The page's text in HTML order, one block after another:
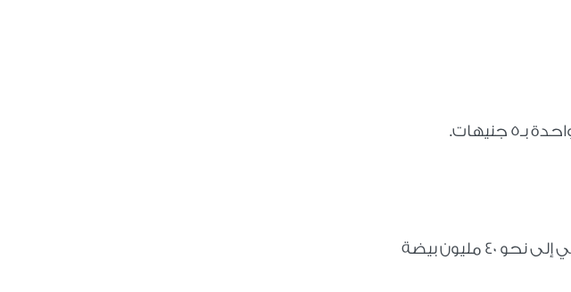
تعتبر مصر من الدول الرائدة في مجال إنتاج البيض، حيث يصل حجم الإنتاج المحلي إلى نحو 40 مليون بيضة